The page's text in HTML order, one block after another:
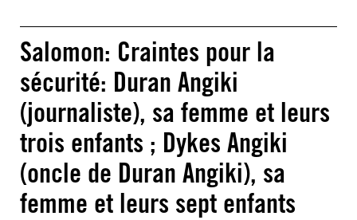
Salomon: Craintes pour la
sécurité: Duran Angiki
(journaliste), sa femme et leurs
trois enfants ; Dykes Angiki
(oncle de Duran Angiki), sa
femme et leurs sept enfants